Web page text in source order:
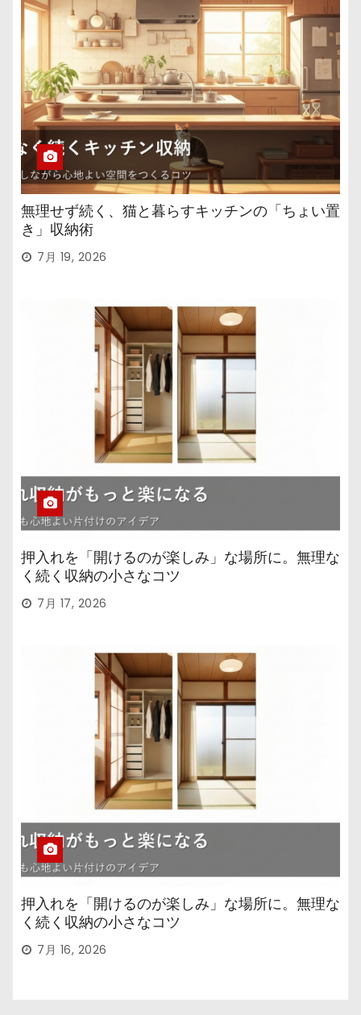
無理せず続く、猫と暮らすキッチンの「ちょい置
き」収納術
7月 19, 2026
押入れを「開けるのが楽しみ」な場所に。無理な
く続く収納の小さなコツ
7月 17, 2026
押入れを「開けるのが楽しみ」な場所に。無理な
く続く収納の小さなコツ
7月 16, 2026